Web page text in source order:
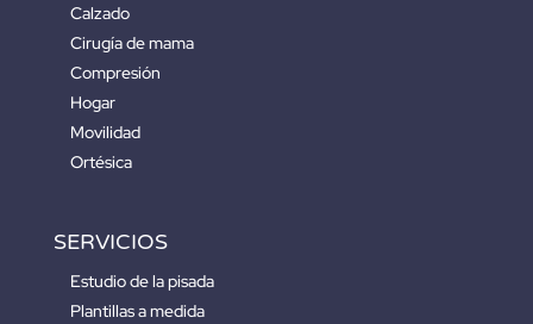
Calzado
Cirugía de mama
Compresión
Hogar
Movilidad
Ortésica
SERVICIOS
Estudio de la pisada
Plantillas a medida